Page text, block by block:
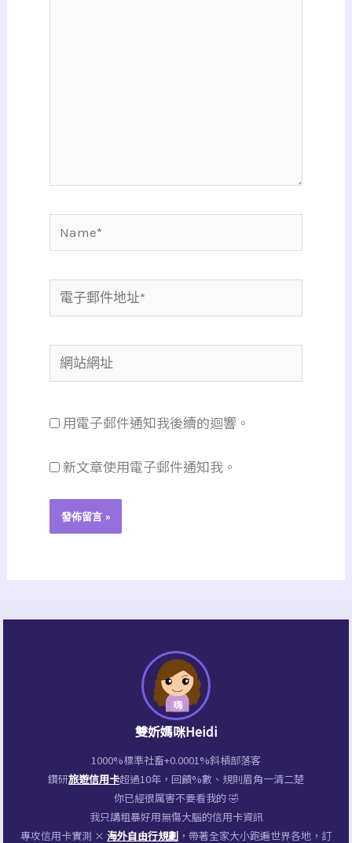
Name*
電
子
件
地
網
站
址 用電子郵件通知我後續的迴響。
新文章使用電子郵件通知我。
雙妡媽咪Heidi
1000%標準社畜+0.0001%斜槓部落客
鑽研旅遊信用卡超過10年，回饋%數、規則眉角一清二楚
你已經很厲害不要看我的 🤣
我只講粗暴好用無傷大腦的信用卡資訊
專攻信用卡實測 × 海外自由行規劃 ，帶著全家大小跑遍世界各地，訂